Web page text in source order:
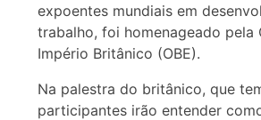
expoentes mundiais em
trabalho, foi homenageado
Império Britânico (OBE).
Na palestra do britânico, que
participantes irão entender